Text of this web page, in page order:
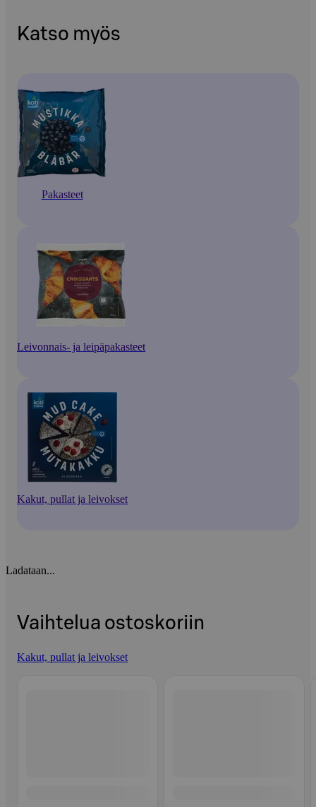
Katso myös
Pakasteet
Leivonnais- ja leipäpakasteet
Kakut, pullat ja leivokset
Ladataan...
Vaihtelua ostoskoriin
Kakut, pullat ja leivokset